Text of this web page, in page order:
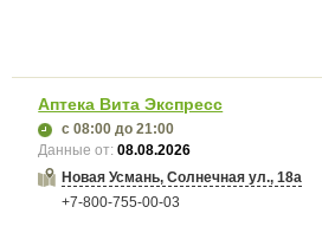
Аптека Вита Экспресс
с 08:00 до 21:00
Данные от:08.08.2026
Новая Усмань, Солнечная ул., 18а
+7-800-755-00-03